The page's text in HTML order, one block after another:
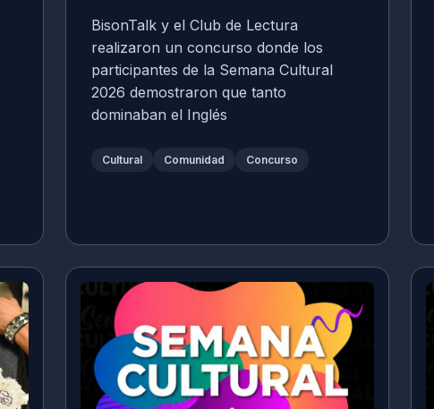
BisonTalk y el Club de Lectura
realizaron un concurso donde los
participantes de la Semana Cultural
2026 demostraron que tanto
dominaban el Inglés
Cultural Comunidad Concurso